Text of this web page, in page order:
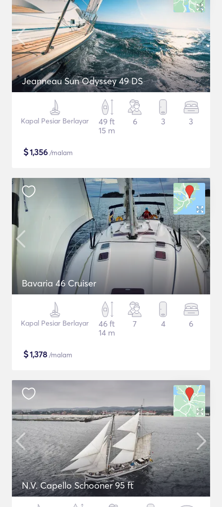
Jeanneau Sun Odyssey 49 DS
Kapal Pesiar Berlayar
49 ft
15 m
6 3 3
$1,356 /malam
Bavaria 46 Cruiser
Kapal Pesiar Berlayar
46 ft
14 m
7 4 6
$1,378 /malam
N.V. Capello Schooner 95 ft